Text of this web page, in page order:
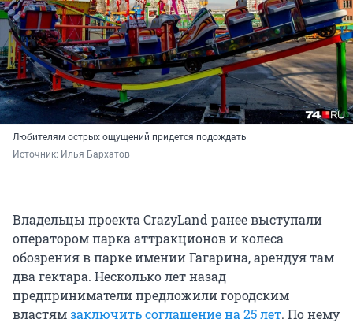
Любителям острых ощущений придется подождать
Источник: Илья Бархатов
Владельцы проекта CrazyLand ранее выступали
оператором парка аттракционов и колеса
обозрения в парке имении Гагарина, арендуя там
два гектара. Несколько лет назад
предприниматели предложили городским
властямзаключить соглашение на 25 лет. По нему